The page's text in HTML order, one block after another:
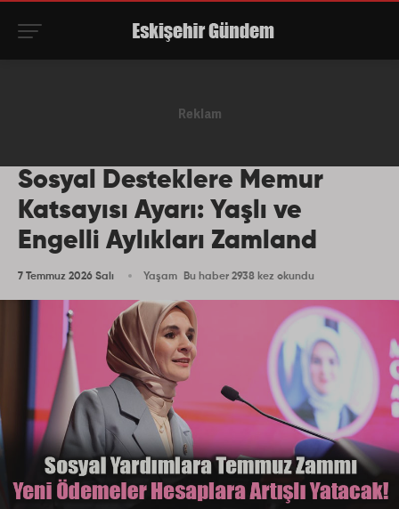
Sosyal Desteklere Memur
Katsayısı Ayarı: Yaşlı ve
Engelli Aylıkları Zamland
7 Temmuz 2026 Salı Yaşam Bu haber 2938 kez okundu